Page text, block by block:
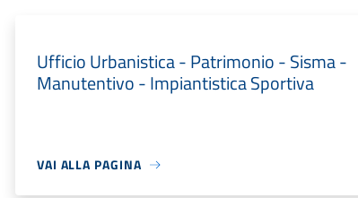
Ufficio Urbanistica - Patrimonio - Sisma -
Manutentivo - Impiantistica Sportiva
VAI ALLA PAGINA